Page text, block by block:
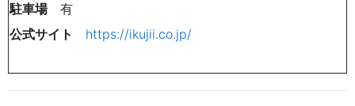
駐車場有
公式サイト https://ikujii.co.jp/